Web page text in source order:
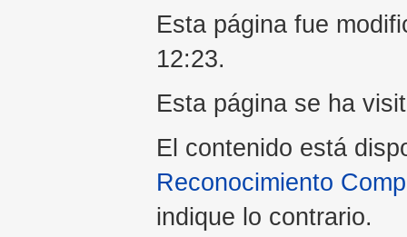
Esta página fue
12:23.
Esta página se ha
El contenido está
Reconocimiento
indique lo contrario.